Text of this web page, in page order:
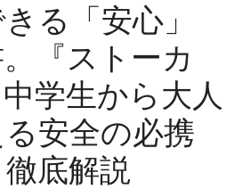
る「安心」
『ストーカ
学生から大人
安全の必携
底解説